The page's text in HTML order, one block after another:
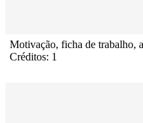
Motivação, ficha de trabalho,
Créditos: 1